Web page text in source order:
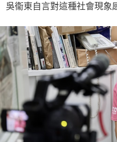
吳衞東自言對這種社會現象